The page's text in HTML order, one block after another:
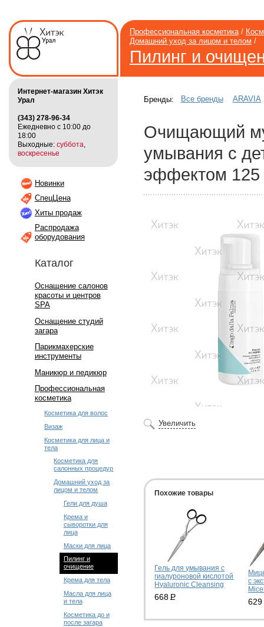
Профессиональная косметика/
Домашний уход за лицом и телом /
Пилинг и
Интернет-магазин Хитэк
Урал
(343) 278-96-34
Ежедневно с 10:00 до
18:00
Выходные: суббота
воскресенье
Новинки
СпецЦена
Хиты продаж
Распродажа
оборудования
Каталог
Оснащение салонов
красоты и центров
SPA
Оснащение студий
загара
Парикмахерские
инструменты
Маникюр и педикюр
Профессиональная
косметика
Косметика для волос
Визаж
Косметика для лица и
тела
Косметика для
салонных процедур
Домашний уход за
лицом и телом
Гели для душа
Крема и
сыворотки для
лица
Маски для лица
Пилинг и
очищение
Крема для тела
Масла для лица
и тела
Косметика до и
после загара
Бренды: Все бренды ARAVIA
Очищающий
умывания с
эффектом
Увеличить
Похожие товары
Гель для умывания с
гиалуроновой кислотой
Hyaluronic Cleansing
668 Р
с
629